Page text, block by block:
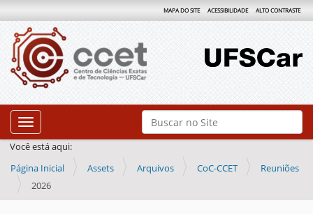
Busca
Busca Avançada…
MAPA DO SITE ACESSIBILIDADE ALTO CONTRASTE
Toggle navigation
Você está aqui:
Página Inicial
Assets Arquivos CoC-CCET
Reuniões
2026